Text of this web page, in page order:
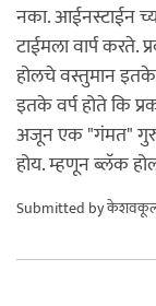
नका. आईनस्टाईन
टाईमला वार्प करते.
होलचे वस्तुमान
इतके वर्प होते कि
अजून एक "गंमत"
होय. म्हणून ब्लॅक
Submitted by